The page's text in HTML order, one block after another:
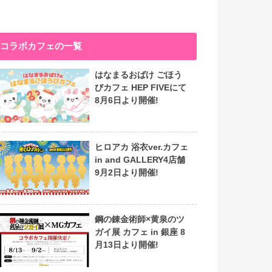
コラボカフェの一覧
はなまるおばけ ごほう
びカフェ HEP FIVEにて
8月6日より開催!
ヒロアカ 浴衣ver.カフェ
in and GALLERY4店舗
9月2日より開催!
鋼の錬金術師×黄泉のツ
ガイ展 カフェ in 銀座 8
月13日より開催!